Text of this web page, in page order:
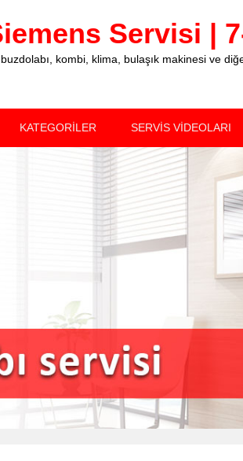
Servisi |
kombi, klima, bulaşık makinesi ve
KATEGORİLER SERVİS VİDEOLARI